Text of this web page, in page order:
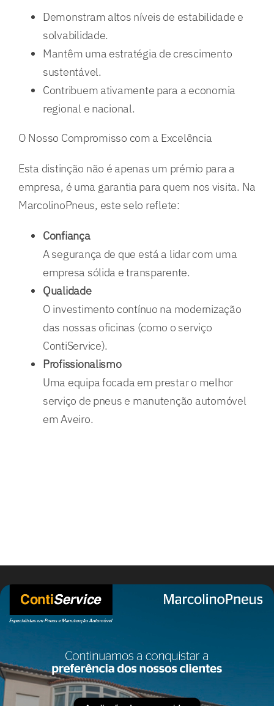
Demonstram altos níveis de estabilidade e
solvabilidade.
Mantêm uma estratégia de crescimento
sustentável.
Contribuem ativamente para a economia
regional e nacional.
O Nosso Compromisso com a Excelência
Esta distinção não é apenas um prémio para a
empresa, é uma garantia para quem nos visita. Na
MarcolinoPneus, este selo reflete:
Confiança
A segurança de que está a lidar com uma
empresa sólida e transparente.
Qualidade
O investimento contínuo na modernização
das nossas oficinas (como o serviço
ContiService).
Profissionalismo
Uma equipa focada em prestar o melhor
serviço de pneus e manutenção automóvel
em Aveiro.